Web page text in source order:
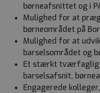
børneafsnittet og i
Mulighed for at
børneområdet på
Mulighed for at
barselsområdet og
Et stærkt tværfagligt
barselsafsnit,
Engagerede